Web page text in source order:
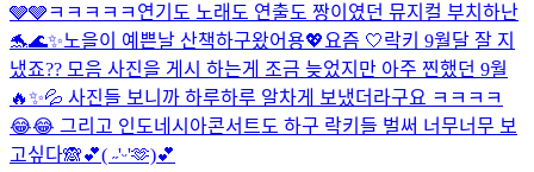
🩶🩶ㅋㅋㅋㅋㅋ 연기도 노래도 연출도 짱이였던 뮤지컬 부치하난
🐬🌊✨노을이 예쁜날 산책하구왔어용💖 요즘 🤍락키 9월달 잘 지
냈죠?? 모음 사진을 게시 하는게 조금 늦었지만 아주 찐했던 9월
🔥✨💦 사진들 보니까 하루하루 알차게 보냈더라구요 ㅋㅋㅋㅋ
😂😂 그리고 인도네시아콘서트도 하구 락키들 벌써 너무너무 보
고싶다🙈💕( ˶'ᵕ'🫶)💕